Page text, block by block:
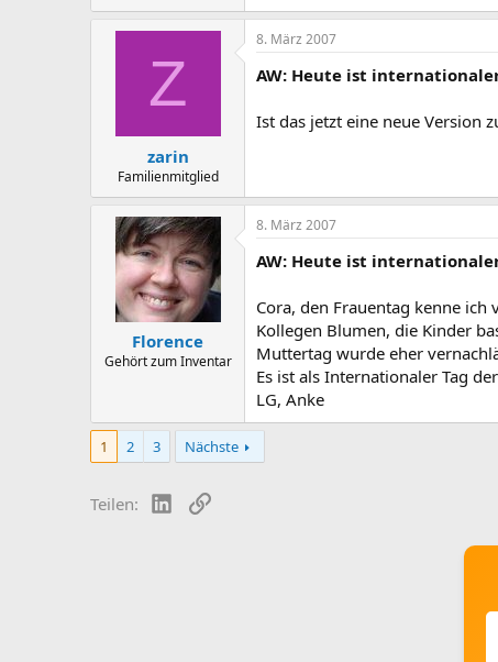
Z
zarin
Familienmitglied
8. März 2007
AW: Heute ist
Ist das jetzt eine neue Version
Florence
Gehört zum Inventar
8. März 2007
AW: Heute ist
Cora, den Frauentag kenne
Kollegen Blumen, die Kinder
Muttertag wurde eher
Es ist als Internationaler Tag
LG, Anke
1 2 3 Nächste
Teilen: LinkedIn
Link